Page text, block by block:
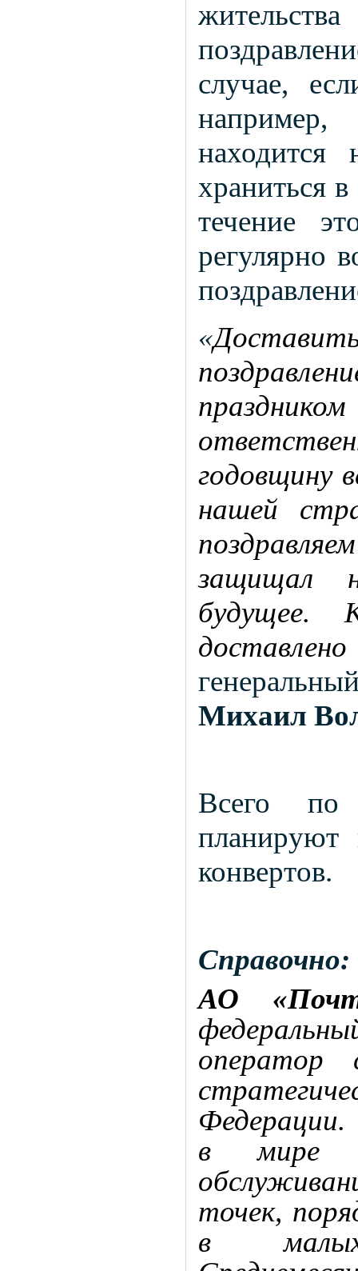
случае,
храниться
течение
регулярно
«
годовщину
нашей
защищал
будущее.
Михаил
Всего по
планируют
конвертов.
Справочно:
АО
оператор
в мире
точек,
в малых